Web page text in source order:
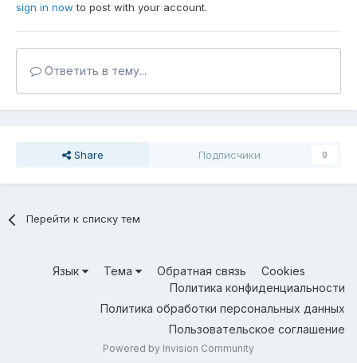
sign in now to post with your account.
Ответить в тему...
Share Подписчики 0
Перейти к списку тем
Язык Тема Обратная связь
Cookies
Политика конфиденциальности
Политика обработки персональных данных
Пользовательское соглашение
Powered by Invision Community